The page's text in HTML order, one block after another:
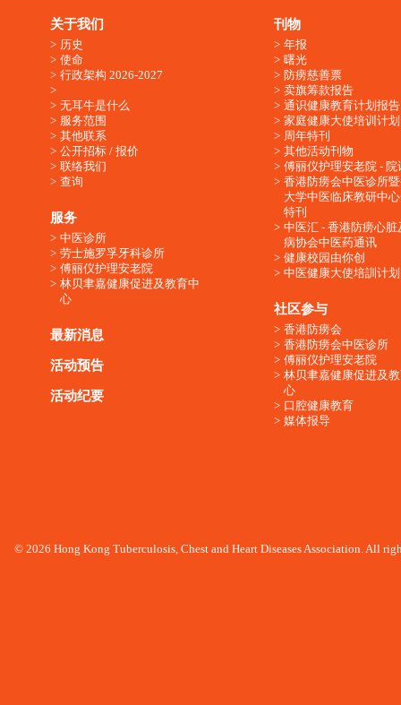
关于我们
历史
使命
行政架构 2026-2027
无耳牛是什么
服务范围
其他联系
公开招标 / 报价
联络我们
查询
服务
中医诊所
劳士施罗孚牙科诊所
傅丽仪护理安老院
林贝聿嘉健康促进及教育中
心
最新消息
活动预告
活动纪要
刊物
年报
曙光
防痨慈善票
卖旗筹款报告
通识健康教育计划报告
家庭健康大使培训计划
周年特刊
其他活动刊物
傅丽仪护理安老院 - 院
香港防痨会中医诊所
大学中医临床教研中
特刊
中医汇 - 香港防痨心脏
病协会中医药通讯
健康校园由你创
中医健康大使培訓计划
社区参与
香港防痨会
香港防痨会中医诊所
傅丽仪护理安老院
林贝聿嘉健康促进及
心
口腔健康教育
媒体报导
© 2026 Hong Kong Tuberculosis, Chest and Heart Diseases Association. All